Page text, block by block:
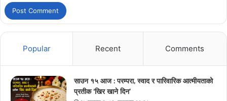
Popular Recent Comments
साउन १५ आज : परम्परा, स्वाद र पारिवारिक आत्मीयताको
प्रतीक ‘खिर खाने दिन’